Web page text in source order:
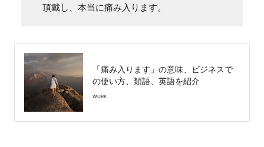
頂戴し、本当に痛み入ります。
「痛み入ります」の意味、ビジネスで
の使い方、類語、英語を紹介
WURK